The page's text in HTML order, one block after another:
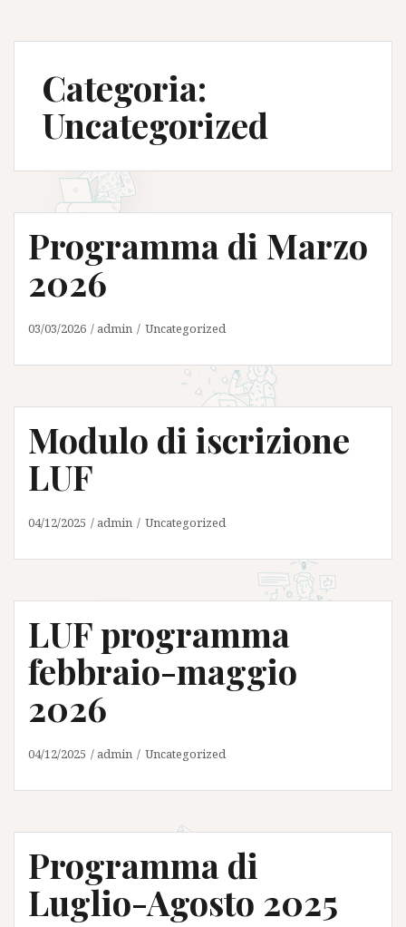
Categoria:
Uncategorized
Programma di Marzo
2026
03/03/2026 admin Uncategorized
Modulo di iscrizione
LUF
04/12/2025 admin Uncategorized
LUF programma
febbraio-maggio
2026
04/12/2025 admin Uncategorized
Programma di
Luglio-Agosto 2025